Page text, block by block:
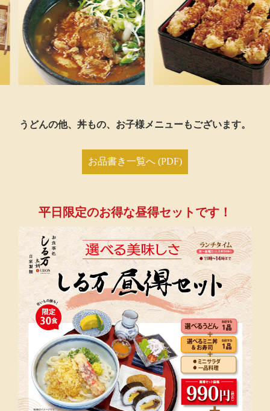
うどんの他、丼もの、お子様メニューもございます。
お品書き一覧へ (PDF)
平日限定のお得な昼得セットです！